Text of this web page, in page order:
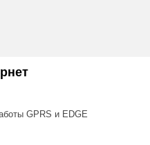
GPRS и EDGE